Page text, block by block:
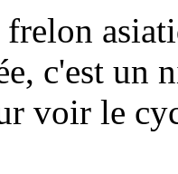
c'est un
voir le